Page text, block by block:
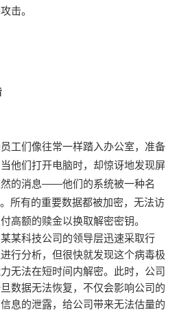
击。
工们像往常一样踏入办公室，准备
他们打开电脑时，却惊讶地发现屏
的消息——他们的系统被一种名
所有的重要数据都被加密，无法访
高额的赎金以换取解密密钥。
某科技公司的领导层迅速采取行
行分析，但很快就发现这个病毒极
无法在短时间内解密。此时，公司
数据无法恢复，不仅会影响公司的
息的泄露，给公司带来无法估量的